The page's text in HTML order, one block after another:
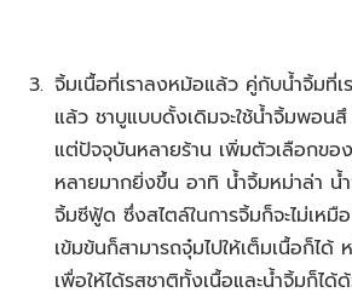
จิ้มเนื้อที่เราลงหม้อแล้ว คู่กับน้ำจิ้มที่เ
แล้ว ชาบูแบบดั้งเดิมจะใช้น้ำจิ้มพอนสึ
แต่ปัจจุบันหลายร้าน เพิ่มตัวเลือกขอ
หลายมากยิ่งขึ้น อาทิ น้ำจิ้มหม่าล่า น้
จิ้มซีฟู้ด ซึ่งสไตล์ในการจิ้มก็จะไม่เห
เข้มข้นก็สามารถจุ๋มไปให้เต็มเนื้อก็ได้
เพื่อให้ได้รสชาติทั้งเนื้อและน้ำจิ้มก็ได้